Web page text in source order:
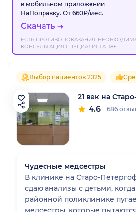
в мобильном приложении
НаПоправку. От 660₽/мес.
Скачать
ЕСТЬ ПРОТИВОПОКАЗАНИЯ.
КОНСУЛЬТАЦИЯ СПЕЦИАЛИСТА. 18+
Выбор пациентов 2025
21 век на
4.6 686
Чудесные медсестры
В клинике на Старо-
сдаю анализы с детьми,
районной поликлинике